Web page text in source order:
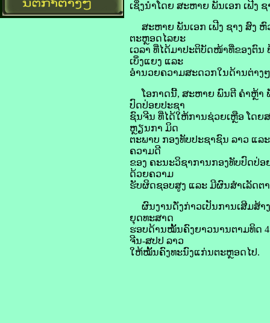
ເຊິ່ງນຳໂດຍ ສະຫາຍ ພັນເອກ ເຟີງ
ສະຫາຍ ພັນເອກ ເຟີງ ຊາງ ສົງ
ຕະຫຼອດໄລຍະ
ເວລາ ທີ່ໄດ້ມາປະຕິບັດໜ້າທີ່ຂອງຕົ
ເບິ່ງແຍງ ແລະ
ອຳນວຍຄວາມສະດວກໃນດ້ານຕ່າງ
ໂອກາດນີ້, ສະຫາຍ ພົນຕີ ຄຳຫຼ້າ
ປົດປ່ອຍປະຊາ
ຊົນຈີນ ທີ່ໄດ້ໃຫ້ການຊ່ວຍເຫຼືອ ໂດ
ຫຼຽນກາ ມິດ
ຕະພາບ ກອງທັບປະຊາຊົນ ລາວ ແລ
ຄວາມດີ
ຂອງ ຄະນະວິຊາການກອງທັບປົດປ່
ດ້ວຍຄວາມ
ຮັບຜິດຊອບສູງ ແລະ ມີຜົນສຳເລັດຕ
ຜົນງານດັ່ງກ່າວເປັນການເສີມສ້າ
ຍຸດທະສາດ
ຮອບດ້ານໝັ້ນຄົງຍາວນານຕາມທິດ
ຈີນ-ສປປ ລາວ
ໃຫ້ໝັ້ນຄົງທະນົງແກ່ນຕະຫຼອດໄປ.